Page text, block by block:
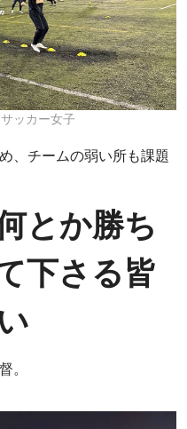
ッカー女子
、チームの弱い所も課題
とか勝ち
下さる皆
。